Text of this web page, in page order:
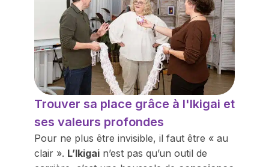
Trouver sa place grâce à l'Ikigai et
ses valeurs profondes
Pour ne plus être invisible, il faut être « au
clair ». L’Ikigai n’est pas qu’un outil de